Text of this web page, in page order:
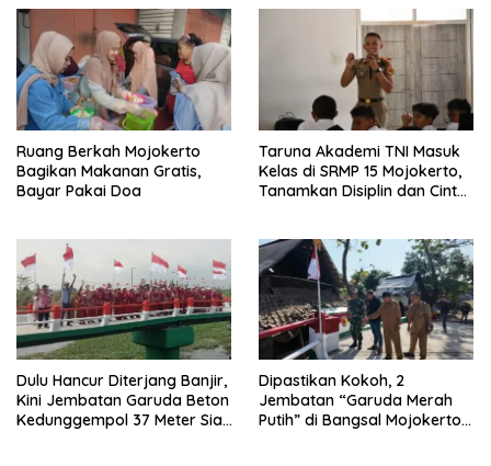
Ruang Berkah Mojokerto
Bagikan Makanan Gratis,
Bayar Pakai Doa
Taruna Akademi TNI Masuk
Kelas di SRMP 15 Mojokerto,
Tanamkan Disiplin dan Cinta
Dulu Hancur Diterjang Banjir,
Kini Jembatan Garuda Beton
Kedunggempol 37 Meter Siap
Dipastikan Kokoh, 2
Jembatan “Garuda Merah
Putih” di Bangsal Mojokerto